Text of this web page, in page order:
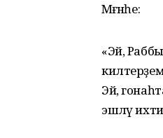
Мәғәнәһе:
«Эй,
Эй,
эшләү